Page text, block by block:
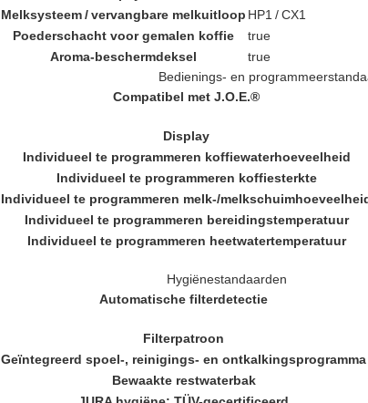
Melksysteem / vervangbare melkuitloop HP1 / CX1
Poederschacht voor gemalen koffie
true
Aroma-beschermdeksel
true
Bedienings- en
Compatibel met J.O.E.®
Display
Individueel te programmeren koffiewaterhoeveelheid
Individueel te programmeren koffiesterkte
Individueel te programmeren melk-/
Individueel te programmeren bereidingstemperatuur
Individueel te programmeren heetwatertemperatuur
Hygiënestandaarden
Automatische filterdetectie
Filterpatroon
Geïntegreerd spoel-, reinigings- en ontkalkingsprogramma
Bewaakte restwaterbak